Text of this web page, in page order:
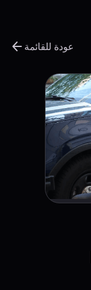
arrow_back عودة للقائمة